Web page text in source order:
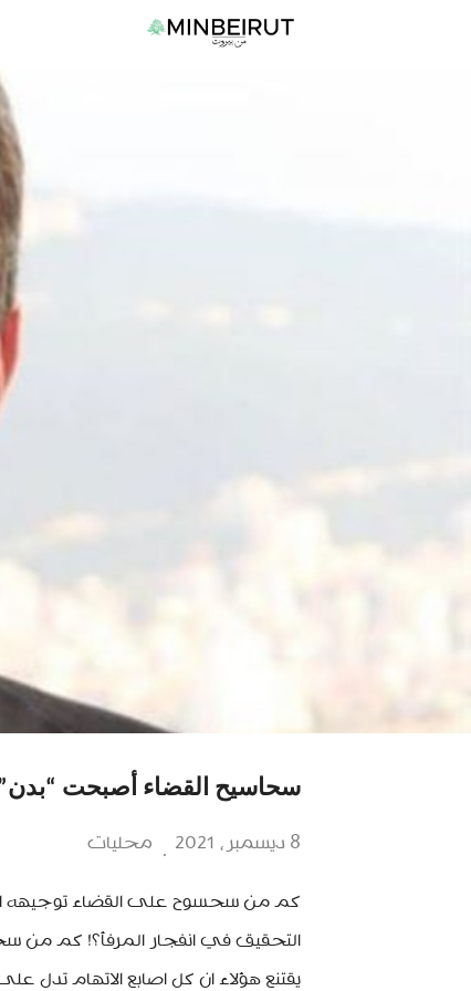
سحاسيح القضاء أصبحت
8 ديسمبر، 2021 محليات
كم من سحسوح على القضاء توجيهه الى
التحقيق في انفجار المرفأ؟! كم من
يقتنع هؤلاء ان كل اصابع الاتهام